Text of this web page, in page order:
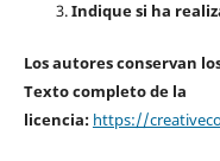
Indique si ha
Los autores conservan
Texto completo de la
licencia: https://